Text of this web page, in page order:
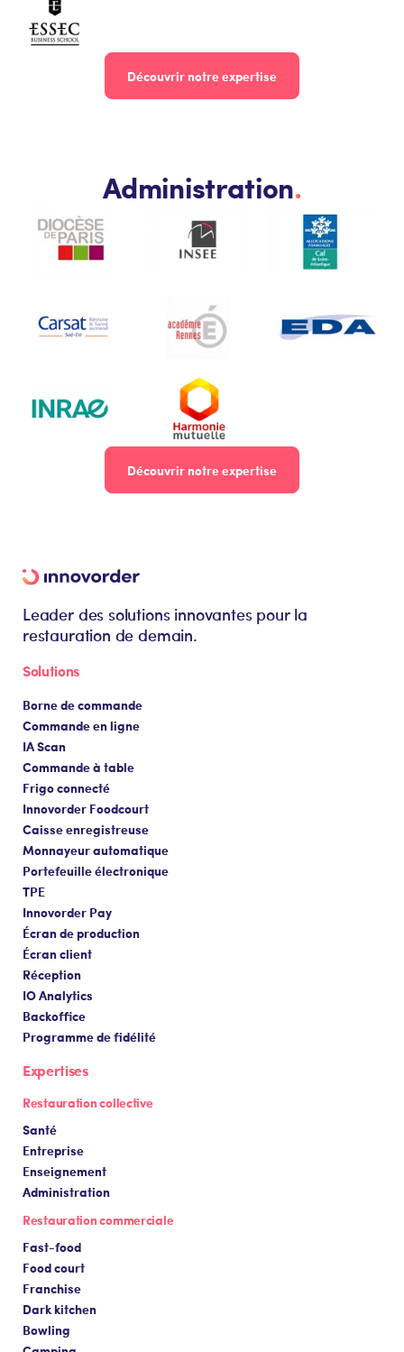
Découvrir notre expertise
Administration.
Découvrir notre expertise
Leader des solutions innovantes pour la
restauration de demain.
Solutions
Borne de commande
Commande en ligne
IA Scan
Commande à table
Frigo connecté
Innovorder Foodcourt
Caisse enregistreuse
Monnayeur automatique
Portefeuille électronique
TPE
Innovorder Pay
Écran de production
Écran client
Réception
IO Analytics
Backoffice
Programme de fidélité
Expertises
Restauration collective
Santé
Entreprise
Enseignement
Administration
Restauration commerciale
Fast-food
Food court
Franchise
Dark kitchen
Bowling